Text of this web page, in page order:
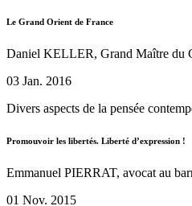
Le Grand Orient de France
Daniel KELLER, Grand Maître du
03 Jan. 2016
Divers aspects de la pensée
Promouvoir les libertés. Liberté d’expression !
Emmanuel PIERRAT, avocat au
01 Nov. 2015